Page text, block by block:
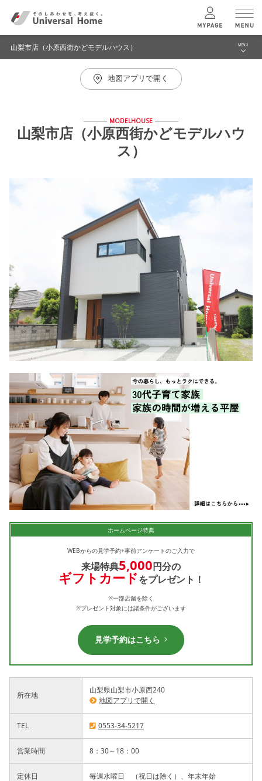
menu
ホームの特長
コンセプトプラン
モデルハウス検索・見学予約
シミュレー
キャンペーン・コラボ情報
家づくりの知識
企業情報
お問い合わせ
山梨市店（小原西街かどモデルハウス） MENU
イベント
山梨市店（小原西街かどモデルハウス） TOPへ
地図アプリで開く
MODELHOUSE
山梨市店（小原西街かどモデルハウ
ス）
ホームページ特典
WEBからの見学予約+事前アンケートのご入力で
来場特典5,000円分の
ギフトカードをプレゼント！
※一部店舗を除く
※プレゼント対象には諸条件がございます
見学予約はこちら
所在地
山梨県山梨市小原西240
地図アプリで開く
TEL 0553-34-5217
営業時間 8：30～18：00
定休日 毎週水曜日 （祝日は除く）、年末年始